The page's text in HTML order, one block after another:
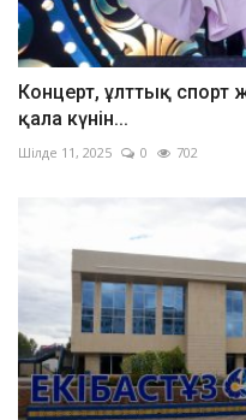
Концерт, ұлттық
қала күнін...
Шілде 11, 2025 0 702